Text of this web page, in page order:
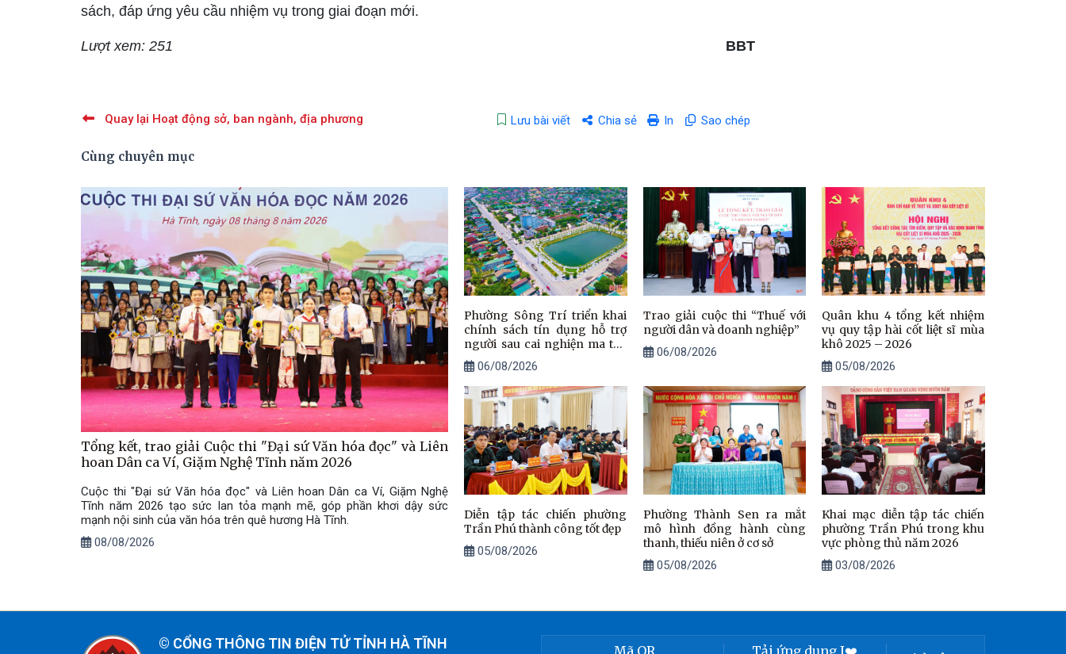
sách, đáp ứng yêu cầu nhiệm vụ trong giai đoạn mới.
Lượt xem: 251 BBT
Quay lại Hoạt động sở, ban ngành, địa phương Lưu bài viết Chia sẻ In Sao chép
Cùng chuyên mục
Tổng kết, trao giải Cuộc thi "Đại sứ Văn hóa đọc" và Liên
hoan Dân ca Ví, Giặm Nghệ Tĩnh năm 2026
Cuộc thi "Đại sứ Văn hóa đọc" và Liên hoan Dân ca Ví, Giặm Nghệ
Tĩnh năm 2026 tạo sức lan tỏa mạnh mẽ, góp phần khơi dậy sức
mạnh nội sinh của văn hóa trên quê hương Hà Tĩnh.
08/08/2026
Phường Sông Trí triển khai
chính sách tín dụng hỗ trợ
người sau cai nghiện ma túy
tái hòa nhập cộng đồng
06/08/2026
Trao giải cuộc thi “Thuế với
người dân và doanh nghiệp”
06/08/2026
Quân khu 4 tổng kết nhiệm
vụ quy tập hài cốt liệt sĩ mùa
khô 2025 – 2026
05/08/2026
Diễn tập tác chiến phường
Trần Phú thành công tốt đẹp
05/08/2026
Phường Thành Sen ra mắt
mô hình đồng hành cùng
thanh, thiếu niên ở cơ sở
05/08/2026
Khai mạc diễn tập tác chiến
phường Trần Phú trong khu
vực phòng thủ năm 2026
03/08/2026
© CỔNG THÔNG TIN ĐIỆN TỬ TỈNH HÀ TĨNH